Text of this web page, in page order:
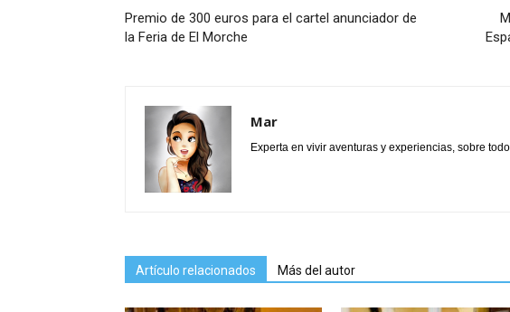
Premio de 300 euros para el cartel anunciador de
la Feria de El Morche
Mar
Experta en vivir aventuras y experiencias, sobre
Artículo relacionados Más del autor